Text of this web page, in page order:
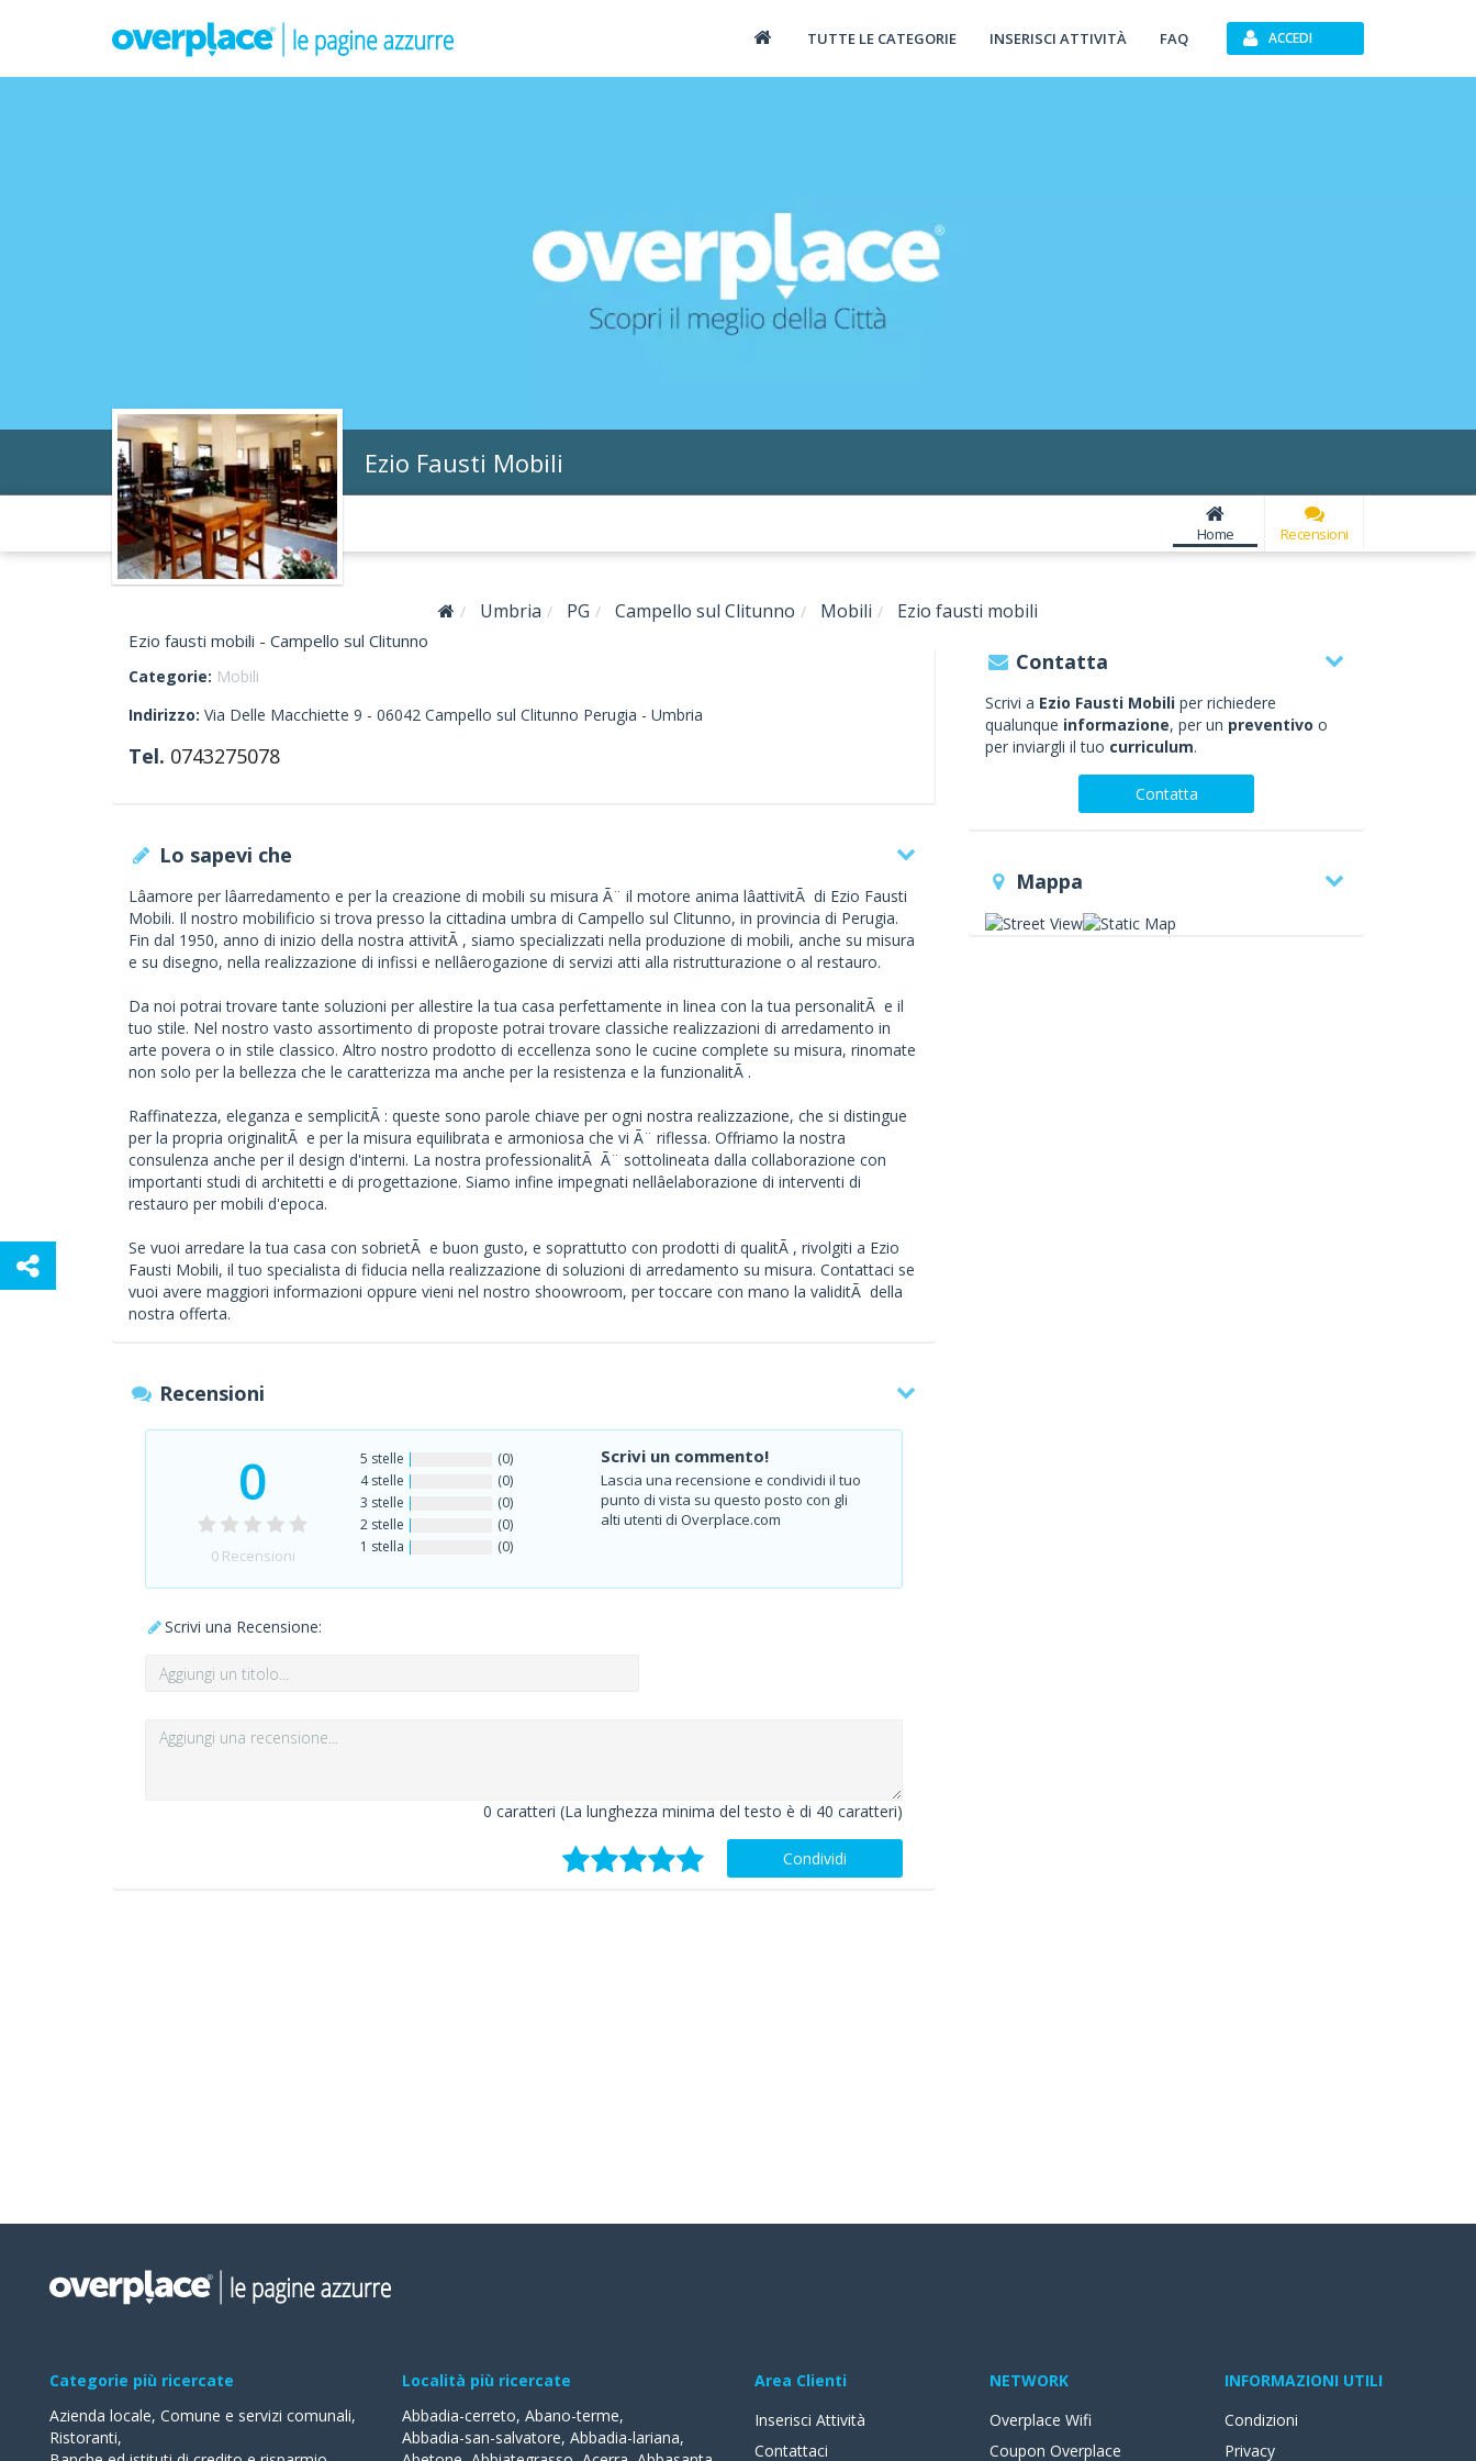
TUTTE LE CATEGORIE INSERISCI ATTIVITÀ FAQ ACCEDI
Ezio Fausti Mobili
Home Recensioni
Umbria PG Campello sul Clitunno Mobili Ezio fausti mobili
Ezio fausti mobili - Campello sul Clitunno
Categorie: Mobili
Indirizzo: Via Delle Macchiette 9 - 06042 Campello sul Clitunno Perugia - Umbria
Tel. 0743275078
Lo sapevi che
Lâamore per lâarredamento e per la creazione di mobili su misura Ã¨ il motore anima lâattivitÃ di Ezio Fausti
Mobili. Il nostro mobilificio si trova presso la cittadina umbra di Campello sul Clitunno, in provincia di Perugia.
Fin dal 1950, anno di inizio della nostra attivitÃ , siamo specializzati nella produzione di mobili, anche su misura
e su disegno, nella realizzazione di infissi e nellâerogazione di servizi atti alla ristrutturazione o al restauro.
Da noi potrai trovare tante soluzioni per allestire la tua casa perfettamente in linea con la tua personalitÃ e il
tuo stile. Nel nostro vasto assortimento di proposte potrai trovare classiche realizzazioni di arredamento in
arte povera o in stile classico. Altro nostro prodotto di eccellenza sono le cucine complete su misura, rinomate
non solo per la bellezza che le caratterizza ma anche per la resistenza e la funzionalitÃ .
Raffinatezza, eleganza e semplicitÃ : queste sono parole chiave per ogni nostra realizzazione, che si distingue
per la propria originalitÃ e per la misura equilibrata e armoniosa che vi Ã¨ riflessa. Offriamo la nostra
consulenza anche per il design d'interni. La nostra professionalitÃ Ã¨ sottolineata dalla collaborazione con
importanti studi di architetti e di progettazione. Siamo infine impegnati nellâelaborazione di interventi di
restauro per mobili d'epoca.
Se vuoi arredare la tua casa con sobrietÃ e buon gusto, e soprattutto con prodotti di qualitÃ , rivolgiti a Ezio
Fausti Mobili, il tuo specialista di fiducia nella realizzazione di soluzioni di arredamento su misura. Contattaci se
vuoi avere maggiori informazioni oppure vieni nel nostro shoowroom, per toccare con mano la validitÃ della
nostra offerta.
Recensioni
0
0Recensioni
5 stelle
(0)
4 stelle
(0)
3 stelle
(0)
2 stelle
(0)
1 stella
(0)
Scrivi un commento!
Lascia una recensione e condividi il tuo
punto di vista su questo posto con gli
alti utenti di Overplace.com
Scrivi una Recensione:
0 caratteri (La lunghezza minima del testo è di 40 caratteri)
Condividi
Contatta
Scrivi a Ezio Fausti Mobili per richiedere
qualunque informazione, per un preventivo o
per inviargli il tuo curriculum.
Contatta
Mappa
Categorie più ricercate
Azienda locale, Comune e servizi comunali,
Ristoranti,
Località più ricercate
Abbadia-cerreto, Abano-terme,
Abbadia-san-salvatore, Abbadia-lariana,
Area Clienti
Inserisci Attività
Contattaci
NETWORK
Overplace Wifi
Coupon Overplace
INFORMAZIONI UTILI
Condizioni
Privacy